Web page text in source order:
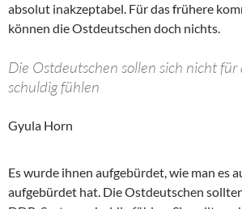
absolut inakzeptabel. Für das frühere
können die Ostdeutschen doch nichts.
Die Ostdeutschen sollen sich nicht für
schuldig fühlen
Gyula Horn
Es wurde ihnen aufgebürdet, wie man es
aufgebürdet hat. Die Ostdeutschen